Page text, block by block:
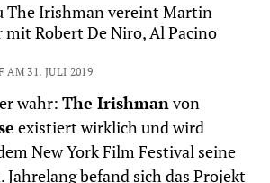
The Irishman vereint Martin
mit Robert De Niro, Al Pacino
AM 31. JULI 2019
wahr: The Irishmanvon
existiert wirklich und wird
New York Film Festival seine
Jahrelang befand sich das Projekt